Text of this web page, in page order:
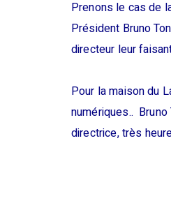
Prenons le cas de
Président Bruno
directeur leur
Pour la maison du
numériques..
directrice, très